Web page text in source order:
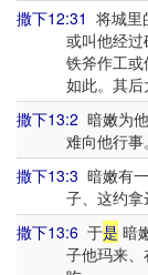
撒下12:31 将城里
或叫他经
铁斧作工
如此。其后
撒下13:2 暗嫩为
难向他行事。
撒下13:3 暗嫩有
子、这约拿
撒下13:6 于是 暗
子他玛来